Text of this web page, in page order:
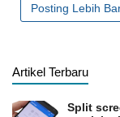
Posting Lebih
Artikel Terbaru
Split